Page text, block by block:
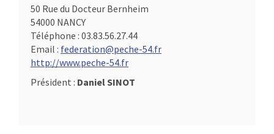
50 Rue du Docteur Bernheim
54000 NANCY
Téléphone : 03.83.56.27.44
Email : federation@peche-54.fr
http://www.peche-54.fr
Président : Daniel SINOT